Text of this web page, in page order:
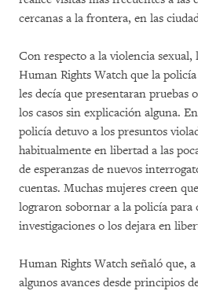
cercanas a la frontera, en las
Con respecto a la violencia
Human Rights Watch que la
les decía que presentaran pruebas
los casos sin explicación alguna.
policía detuvo a los presuntos
habitualmente en libertad a las
de esperanzas de nuevos
cuentas. Muchas mujeres creen
lograron sobornar a la policía para
investigaciones o los dejara en
Human Rights Watch señaló que,
algunos avances desde principios